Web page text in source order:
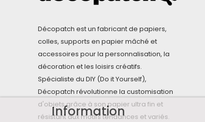
Décopatch est un fabricant de papiers,
colles, supports en papier mâché et
accessoires pour la personnalisation, la
décoration et les loisirs créatifs.
Spécialiste du DIY (Do it Yourself),
Décopatch révolutionne la customisation
d'objets grâce à son papier ultra fin et
résistant aux motifs tendances et variés.
Information